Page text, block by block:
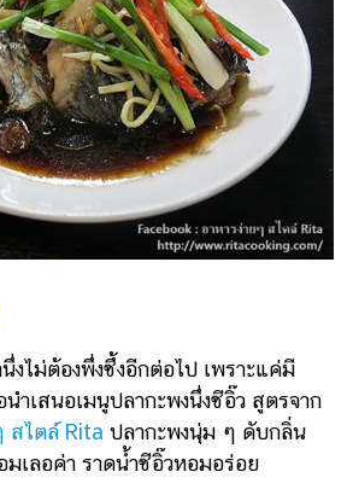
ไม่ต้องพึ่งซึ้งอีกต่อไป เพราะแค่มี
นำเสนอเมนูปลากะพงนึ่งซีอิ๊ว สูตรจาก
สไตล์ Rita ปลากะพงนุ่ม ๆ ดับกลิ่น
มเลอค่า ราดน้ำซีอิ๊วหอมอร่อย